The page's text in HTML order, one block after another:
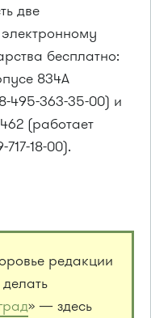
две
бесплатно:
834А
495-363-35-00) и
(работает
18-00).
редакции
» — здесь